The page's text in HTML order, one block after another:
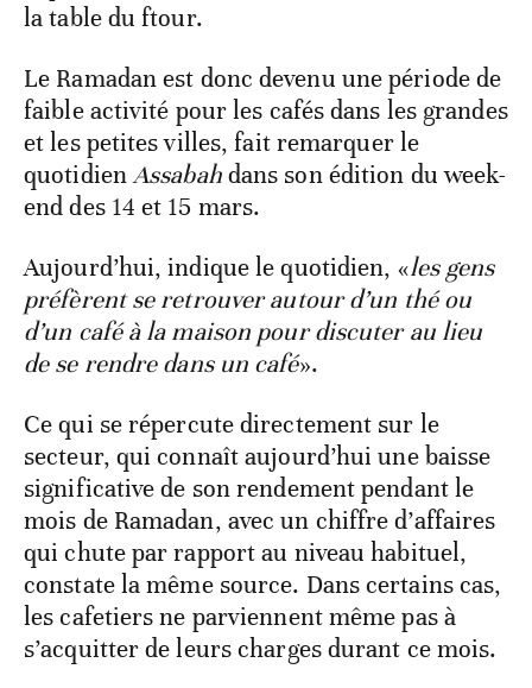
la table du ftour.
Le Ramadan est donc devenu une période de
faible activité pour les cafés dans les grandes
et les petites villes, fait remarquer le
quotidienAssabahdans son édition du week-
end des 14 et 15 mars.
Aujourd’hui, indique le quotidien, «les gens
préfèrent se retrouver autour d’un thé ou
d’un café à la maison pour discuter au lieu
de se rendre dans un café».
Ce qui se répercute directement sur le
secteur, qui connaît aujourd’hui une baisse
significative de son rendement pendant le
mois de Ramadan, avec un chiffre d’affaires
qui chute par rapport au niveau habituel,
constate la même source. Dans certains cas,
les cafetiers ne parviennent même pas à
s’acquitter de leurs charges durant ce mois.